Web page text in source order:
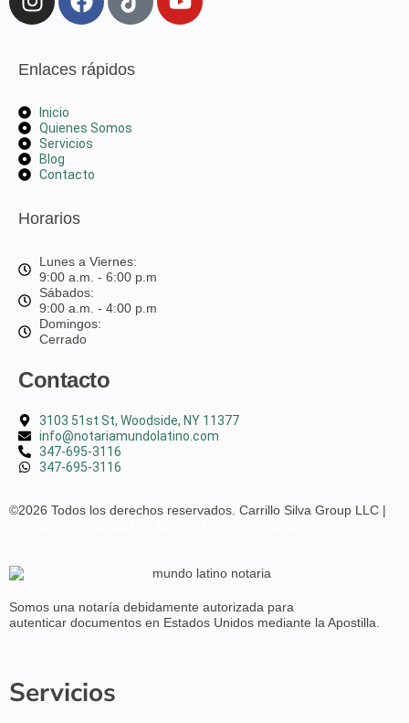
Enlaces rápidos
Inicio
Quienes Somos
Servicios
Blog
Contacto
Horarios
Lunes a Viernes:
9:00 a.m. - 6:00 p.m
Sábados:
9:00 a.m. - 4:00 p.m
Domingos:
Cerrado
Contacto
3103 51st St, Woodside, NY 11377
info@notariamundolatino.com
347-695-3116
347-695-3116
©2026 Todos los derechos reservados. Carrillo Silva Group LLC |
Somos una notaría debidamente autorizada para
autenticar documentos en Estados Unidos mediante la Apostilla.
Servicios